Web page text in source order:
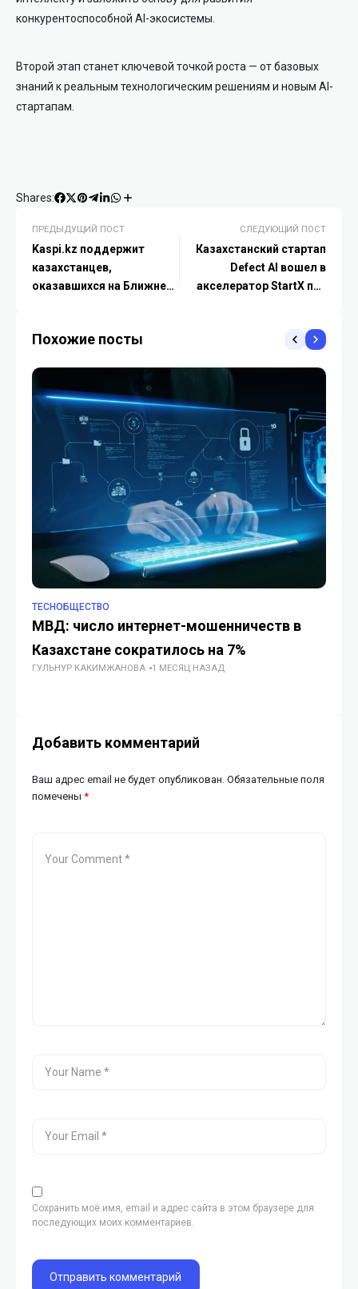
конкурентоспособной AI-экосистемы.
Второй этап станет ключевой точкой роста — от базовых
знаний к реальным технологическим решениям и новым AI-
стартапам.
Shares:
ПРЕДЫДУЩИЙ ПОСТ
Kaspi.kz поддержит
казахстанцев,
оказавшихся на Ближнем
СЛЕДУЮЩИЙ ПОСТ
Казахстанский стартап
Defect AI вошел в
акселератор StartX при
Похожие посты
TECHОБЩЕСТВО
МВД: число интернет-мошенничеств в
Казахстане сократилось на 7%
ГУЛЬНУР КАКИМЖАНОВА 1 МЕСЯЦ НАЗАД
Добавить комментарий
Ваш адрес email не будет опубликован. Обязательные поля
помечены *
Сохранить моё имя, email и адрес сайта в этом браузере для
последующих моих комментариев.